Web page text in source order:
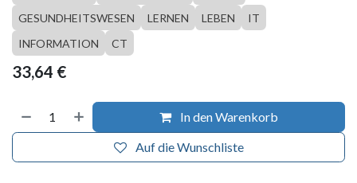
GESUNDHEITSWESEN
LERNEN LEBEN
IT
INFORMATION
CT
33,64 €
In den Warenkorb
Auf die Wunschliste